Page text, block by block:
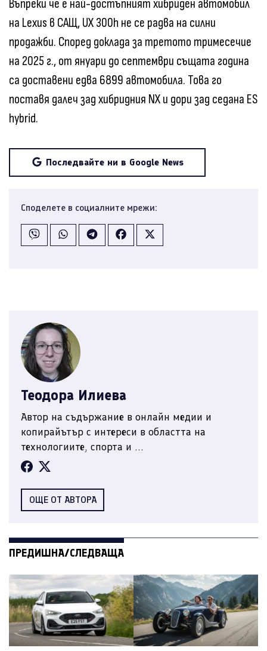
Въпреки че е най-достъпният хибриден автомобил
на Lexus в САЩ, UX 300h не се радва на силни
продажби. Според доклада за третото тримесечие
на 2025 г., от януари до септември същата година
са доставени едва 6899 автомобила. Това го
поставя далеч зад хибридния NX и дори зад седана ES
hybrid.
Последвайте ни в Google News
Споделете в социалните мрежи:
Теодора Илиева
Автор на съдържание в онлайн медии и
копирайътър с интереси в областта на
технологиите, спорта и ...
ОЩЕ ОТ АВТОРА
ПРЕДИШНА/СЛЕДВАЩА